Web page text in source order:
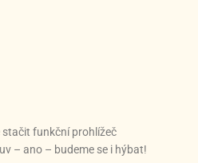
funkční prohlížeč
– ano – budeme se i hýbat!